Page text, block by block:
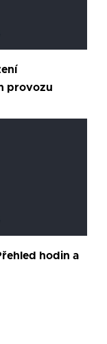
provozu
hodin a